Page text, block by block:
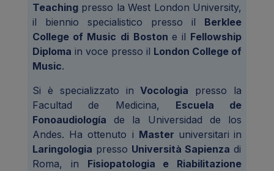
Teaching presso la West London University,
il biennio specialistico presso il Berklee
College of Music di Boston e il Fellowship
Diploma in voce presso il London College of
Music.
Si è specializzato in Vocologia presso la
Facultad de Medicina, Escuela de
Fonoaudiología de la Universidad de los
Andes. Ha ottenuto i Master universitari in
Laringologia presso Università Sapienza di
Roma, in Fisiopatologia e Riabilitazione